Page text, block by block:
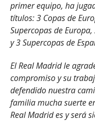
primer equipo, ha
títulos: 3 Copas de
Supercopas de
y 3 Supercopas de
El Real Madrid le
compromiso y su
defendido nuestra
familia mucha suerte
Real Madrid es y será